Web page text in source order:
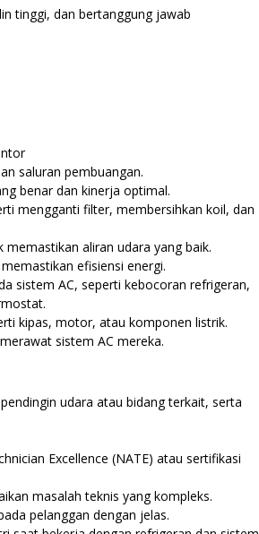
tinggi, dan bertanggung jawab
saluran pembuangan.
benar dan kinerja optimal.
mengganti filter, membersihkan koil, dan
aliran udara yang baik.
efisiensi energi.
sistem AC, seperti kebocoran refrigeran,
kipas, motor, atau komponen listrik.
sistem AC mereka.
udara atau bidang terkait, serta
Excellence (NATE) atau sertifikasi
masalah teknis yang kompleks.
pelanggan dengan jelas.